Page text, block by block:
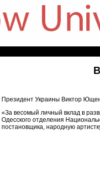
Президент Украины Виктор
«За весомый личный вклад в
Одесского отделения
постановщика, народную